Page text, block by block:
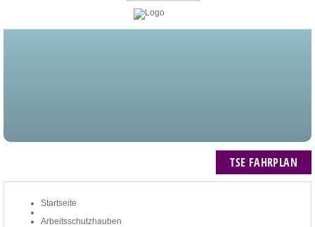
TSE FAHRPLAN
Startseite
Arbeitsschutzhauben